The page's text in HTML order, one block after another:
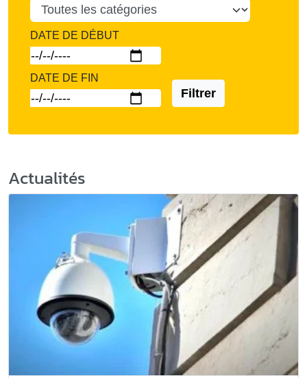
DATE DE DÉBUT
DATE DE FIN
Filtrer
Actualités